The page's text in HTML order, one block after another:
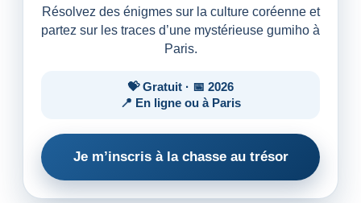
Résolvez des énigmes sur la culture coréenne et
partez sur les traces d’une mystérieuse gumiho à
Paris.
💝 Gratuit · 📅 2026
📍 En ligne ou à Paris
Je m’inscris à la chasse au trésor